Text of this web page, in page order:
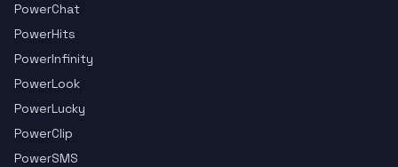
PowerChat
PowerHits
PowerInfinity
PowerLook
PowerLucky
PowerClip
PowerSMS